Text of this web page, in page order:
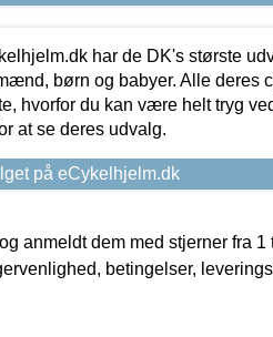
har de DK's største
børn og babyer. Alle deres
hvorfor du kan være helt tryg
at se deres udvalg.
på eCykelhjelm.dk
anmeldt dem med stjerner fra 1
betingelser,